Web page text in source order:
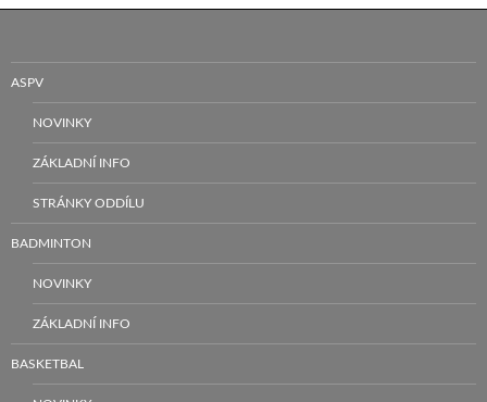
ASPV
NOVINKY
ZÁKLADNÍ INFO
STRÁNKY ODDÍLU
BADMINTON
NOVINKY
ZÁKLADNÍ INFO
BASKETBAL